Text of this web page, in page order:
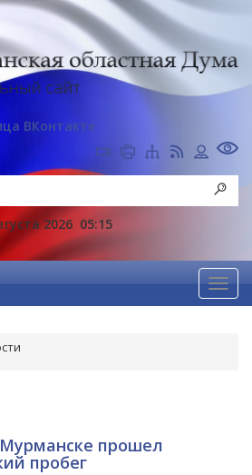
ВКонтакте
2026 05:15
прошел
пробег